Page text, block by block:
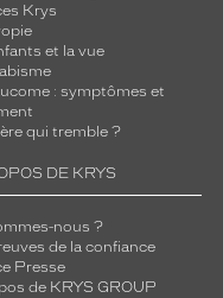
Krys
et la vue
: symptômes et
qui tremble ?
DE KRYS
nous ?
de la confiance
Presse
de KRYS GROUP